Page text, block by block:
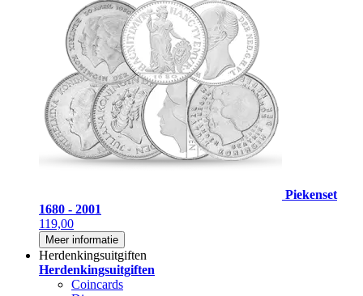
Piekenset
1680 - 2001
119,00
Meer informatie
Herdenkingsuitgiften
Herdenkingsuitgiften
Coincards